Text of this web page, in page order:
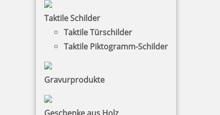
Taktile Schilder
Taktile Türschilder
Taktile Piktogramm-Schilder
Gravurprodukte
Mein Konto
KONTAKT
Bruns Bürocentrum GmbH